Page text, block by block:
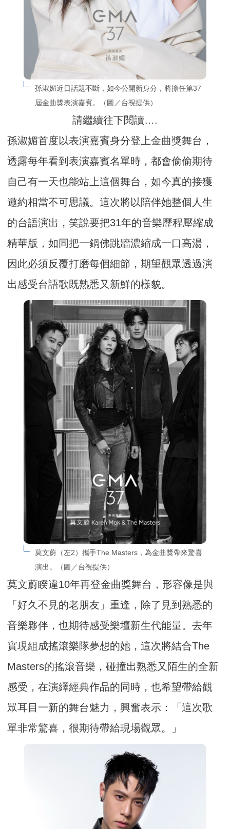
孫淑媚近日話題不斷，如今公開新身分，將擔任第37
屆金曲獎表演嘉賓。（圖／台視提供）
請繼續往下閱讀….
孫淑媚首度以表演嘉賓身分登上金曲獎舞台，
透露每年看到表演嘉賓名單時，都會偷偷期待
自己有一天也能站上這個舞台，如今真的接獲
邀約相當不可思議。這次將以陪伴她整個人生
的台語演出，笑說要把31年的音樂歷程壓縮成
精華版，如同把一鍋佛跳牆濃縮成一口高湯，
因此必須反覆打磨每個細節，期望觀眾透過演
出感受台語歌既熟悉又新鮮的樣貌。
莫文蔚（左2）攜手The Masters，為金曲獎帶來驚喜
演出。（圖／台視提供）
莫文蔚睽違10年再登金曲獎舞台，形容像是與
「好久不見的老朋友」重逢，除了見到熟悉的
音樂夥伴，也期待感受樂壇新生代能量。去年
實現組成搖滾樂隊夢想的她，這次將結合The
Masters的搖滾音樂，碰撞出熟悉又陌生的全新
感受，在演繹經典作品的同時，也希望帶給觀
眾耳目一新的舞台魅力，興奮表示：「這次歌
單非常驚喜，很期待帶給現場觀眾。」